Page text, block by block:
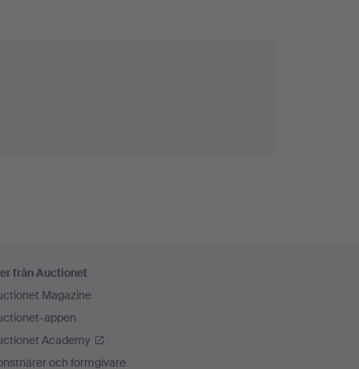
från Auctionet
Magazine
appen
Academy
och formgivare